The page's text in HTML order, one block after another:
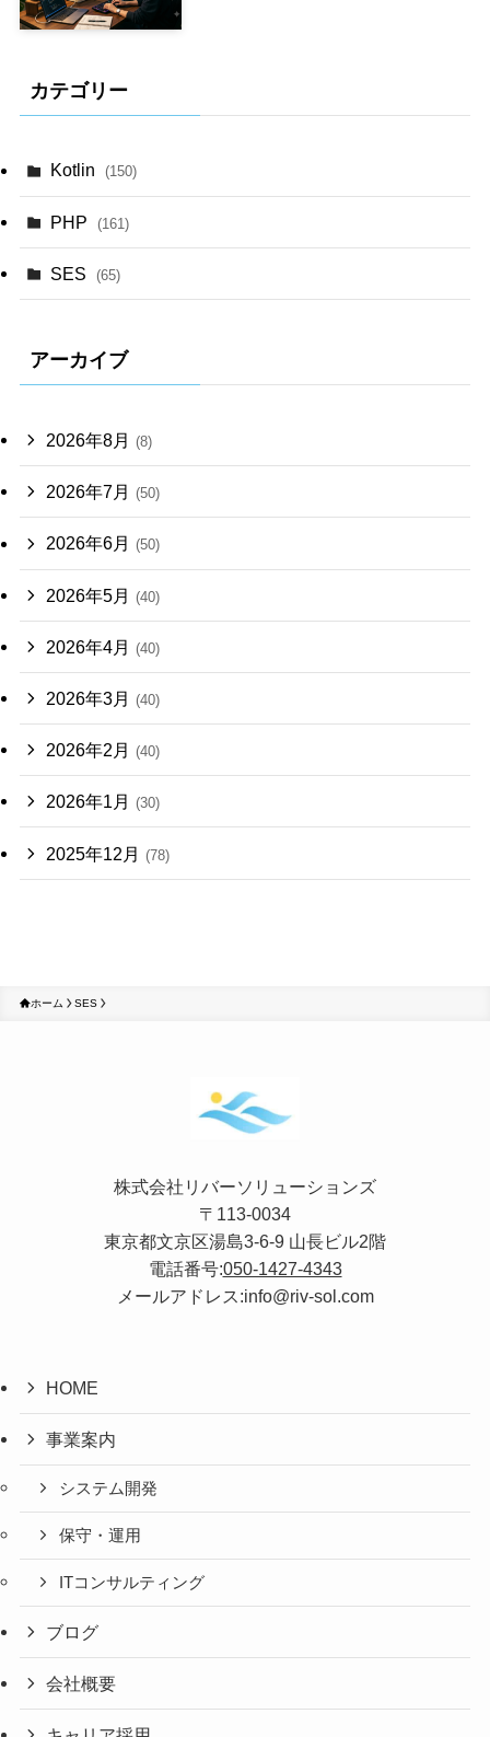
カテゴリー
Kotlin (150)
PHP (161)
SES (65)
アーカイブ
2026年8月 (8)
2026年7月 (50)
2026年6月 (50)
2026年5月 (40)
2026年4月 (40)
2026年3月 (40)
2026年2月 (40)
2026年1月 (30)
2025年12月 (78)
ホーム SES
株式会社リバーソリューションズ
〒113-0034
東京都文京区湯島3-6-9 山長ビル2階
電話番号:050-1427-4343
メールアドレス:info@riv-sol.com
HOME
事業案内
システム開発
保守・運用
ITコンサルティング
ブログ
会社概要